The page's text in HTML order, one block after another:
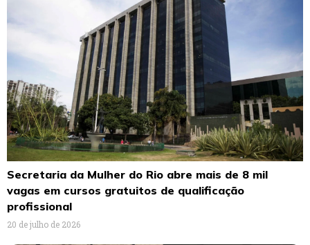
Secretaria da Mulher do Rio abre mais de 8 mil
vagas em cursos gratuitos de qualificação
profissional
20 de julho de 2026